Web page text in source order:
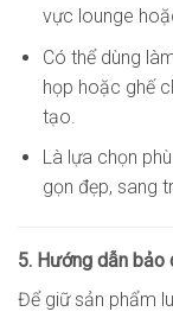
vực lounge
Có thể dùng
họp hoặc ghế
tạo.
Là lựa chọn
gọn đẹp, sang
5. Hướng dẫn bảo
Để giữ sản phẩm